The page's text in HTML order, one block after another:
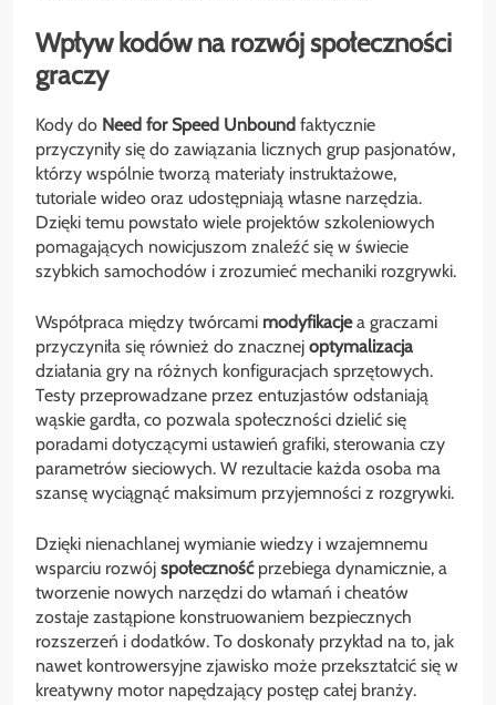
Wpływ kodów na rozwój społeczności
graczy
Kody do Need for Speed Unbound faktycznie
przyczyniły się do zawiązania licznych grup pasjonatów,
którzy wspólnie tworzą materiały instruktażowe,
tutoriale wideo oraz udostępniają własne narzędzia.
Dzięki temu powstało wiele projektów szkoleniowych
pomagających nowicjuszom znaleźć się w świecie
szybkich samochodów i zrozumieć mechaniki rozgrywki.
Współpraca między twórcami modyfikacjea graczami
przyczyniła się również do znacznej optymalizacja
działania gry na różnych konfiguracjach sprzętowych.
Testy przeprowadzane przez entuzjastów odsłaniają
wąskie gardła, co pozwala społeczności dzielić się
poradami dotyczącymi ustawień grafiki, sterowania czy
parametrów sieciowych. W rezultacie każda osoba ma
szansę wyciągnąć maksimum przyjemności z rozgrywki.
Dzięki nienachlanej wymianie wiedzy i wzajemnemu
wsparciu rozwój społecznośćprzebiega dynamicznie, a
tworzenie nowych narzędzi do włamań i cheatów
zostaje zastąpione konstruowaniem bezpiecznych
rozszerzeń i dodatków. To doskonały przykład na to, jak
nawet kontrowersyjne zjawisko może przekształcić się w
kreatywny motor napędzający postęp całej branży.